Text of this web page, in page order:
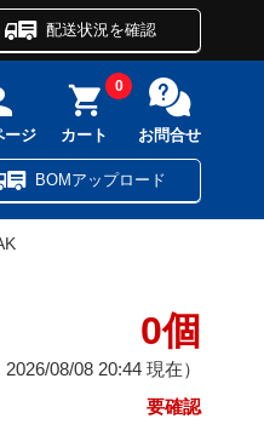
配送状況を確認
ージ カート
0
お問合せ
BOMアップロード
0個
2026/08/08 20:44 現在）
要確認